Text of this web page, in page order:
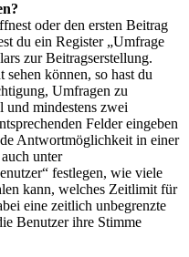
oder den ersten Beitrag
du ein Register „Umfrage
zur Beitragserstellung.
können, so hast du
Umfragen zu
und mindestens zwei
Felder eingeben
Antwortmöglichkeit in einer
unter
festlegen, wie viele
kann, welches Zeitlimit für
eine zeitlich unbegrenzte
Benutzer ihre Stimme